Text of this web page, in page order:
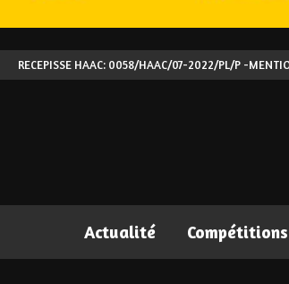
RECEPISSE HAAC: 0058/HAAC/07-2022/PL/P -
Actualité Compétitions